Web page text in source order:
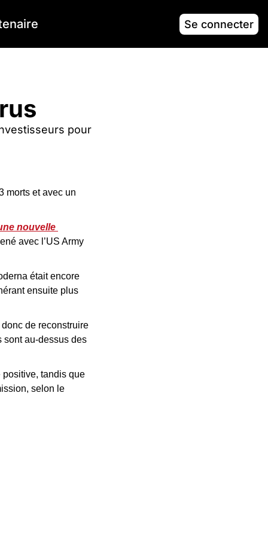
Se connecter
pour
morts et avec un
nouvelle
avec l’US Army
était encore
ensuite plus
de reconstruire
sont au-dessus des
tandis que
selon le